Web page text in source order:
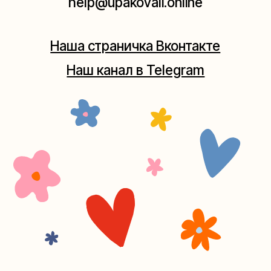
Мастерская на Таганке
+7 (980) 156-03-13